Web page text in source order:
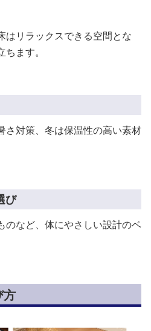
はリラックスできる空間とな
ます。
さ対策、冬は保温性の高い素材
び
のなど、体にやさしい設計のベ
方